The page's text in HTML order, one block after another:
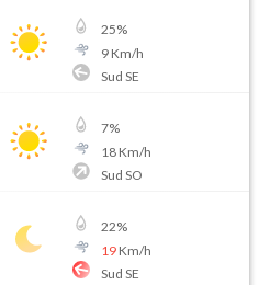
25%
9Km/h
Sud SE
7%
18Km/h
Sud SO
22%
19Km/h
Sud SE